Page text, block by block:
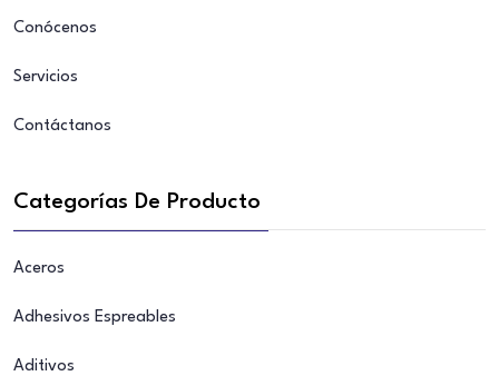
Conócenos
Servicios
Contáctanos
Categorías De Producto
Aceros
Adhesivos Espreables
Aditivos